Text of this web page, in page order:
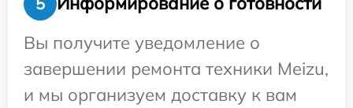
Вы получите уведомление о
завершении ремонта техники Meizu,
и мы организуем доставку к вам